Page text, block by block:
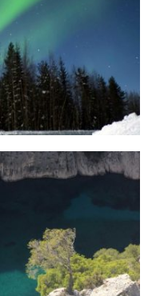
Jagd
durch die